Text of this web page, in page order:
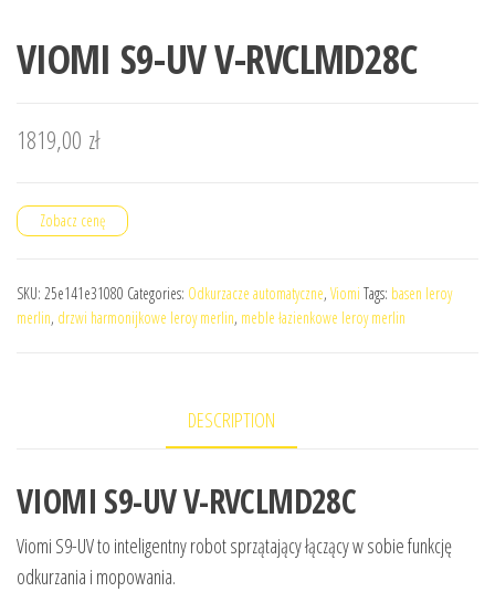
VIOMI S9-UV V-RVCLMD28C
1819,00 zł
Zobacz cenę
SKU: 25e141e31080 Categories: Odkurzacze automatyczne, Viomi Tags: basen leroy
merlin, drzwi harmonijkowe leroy merlin, meble łazienkowe leroy merlin
DESCRIPTION
VIOMI S9-UV V-RVCLMD28C
Viomi S9-UV to inteligentny robot sprzątający łączący w sobie funkcję
odkurzania i mopowania.